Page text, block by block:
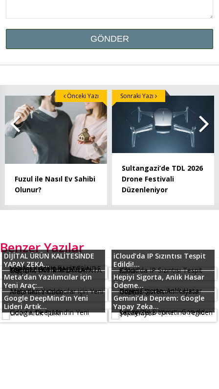
Fuzul ile Nasıl Ev Sahibi
Olunur?
Önceki Yazı
Sultangazi’de TDL 2026
Drone Festivali
Düzenleniyor
Sonraki Yazı
Benzer Yazılar
DİJİTAL ÜRÜN KALİTESİNDE
YAPAY ZEKA...
iCloud’da IP Sızıntısı Tespit
Edildi!...
Meta’dan Yazılımcılar için
Yeni Araç:...
Hepiyi Sigorta, Anlık Hasar
Ödeme...
Google DeepMind’ın Yeni
Lideri Artık...
Gemini’da Deprem: Google
Yapay Zeka...